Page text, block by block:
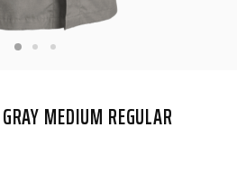
MEDIUM REGULAR